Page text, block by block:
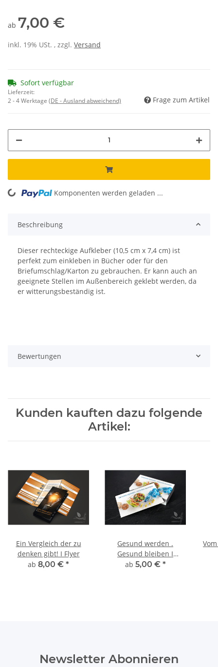
ab 7,00 €
inkl. 19% USt. , zzgl. Versand
Sofort verfügbar
Lieferzeit:
2 - 4 Werktage (DE - Ausland abweichend) Frage zum Artikel
Komponenten werden geladen ...
Beschreibung
Dieser rechteckige Aufkleber (10,5 cm x 7,4 cm) ist
perfekt zum einkleben in Bücher oder für den
Briefumschlag/Karton zu gebrauchen. Er kann auch an
geeignete Stellen im Außenbereich geklebt werden, da
er witterungsbeständig ist.
Bewertungen
Kunden kauften dazu folgende
Artikel:
Ein Vergleich der zu
denken gibt! I Flyer
ab 8,00 € *
Gesund werden .
Gesund bleiben I
Visitenkarte
ab 5,00 € *
Newsletter Abonnieren